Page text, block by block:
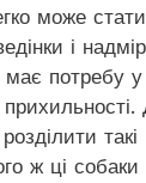
може
і
потребу у
ж ці